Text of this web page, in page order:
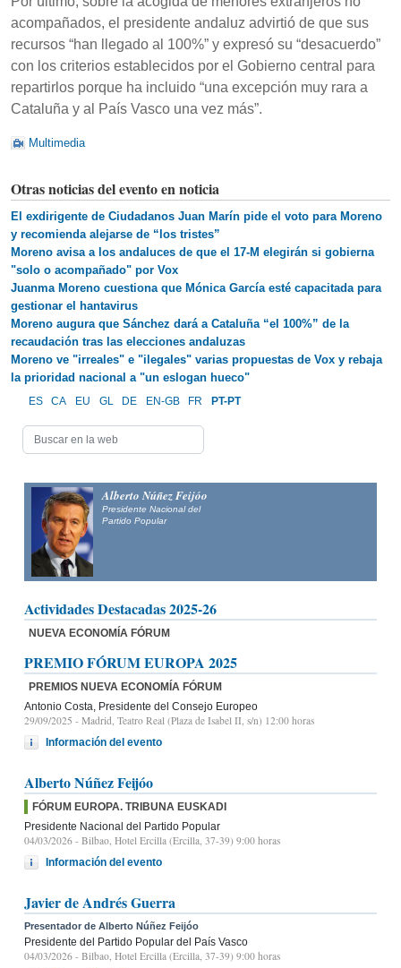
acompañados, el presidente andaluz advirtió de que sus
recursos “han llegado al 100%” y expresó su “desacuerdo”
con los criterios establecidos por el Gobierno central para
repartirlos porque ha incluido “una excepción muy rara a
Cataluña y al País Vasco una vez más”.
Multimedia
Otras noticias del evento en noticia
El exdirigente de Ciudadanos Juan Marín pide el voto para Moreno
y recomienda alejarse de “los tristes”
Moreno avisa a los andaluces de que el 17-M elegirán si gobierna
"solo o acompañado" por Vox
Juanma Moreno cuestiona que Mónica García esté capacitada para
gestionar el hantavirus
Moreno augura que Sánchez dará a Cataluña “el 100%” de la
recaudación tras las elecciones andaluzas
Moreno ve "irreales" e "ilegales" varias propuestas de Vox y rebaja
la prioridad nacional a "un eslogan hueco"
ES CA EU GL DE EN-GB FR PT-PT
Alberto Núñez Feijóo
Presidente Nacional del
Partido Popular
Actividades Destacadas 2025-26
NUEVA ECONOMÍA FÓRUM
PREMIO FÓRUM EUROPA 2025
PREMIOS NUEVA ECONOMÍA FÓRUM
Antonio Costa, Presidente del Consejo Europeo
29/09/2025 - Madrid, Teatro Real (Plaza de Isabel II, s/n) 12:00 horas
Información del evento
Alberto Núñez Feijóo
FÓRUM EUROPA. TRIBUNA EUSKADI
Presidente Nacional del Partido Popular
04/03/2026 - Bilbao, Hotel Ercilla (Ercilla, 37-39) 9:00 horas
Información del evento
Javier de Andrés Guerra
Presentador de Alberto Núñez Feijóo
Presidente del Partido Popular del País Vasco
04/03/2026 - Bilbao, Hotel Ercilla (Ercilla, 37-39) 9:00 horas